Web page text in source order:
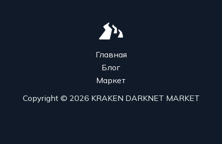
Главная
Блог
Маркет
Copyright © 2026 KRAKEN DARKNET MARKET